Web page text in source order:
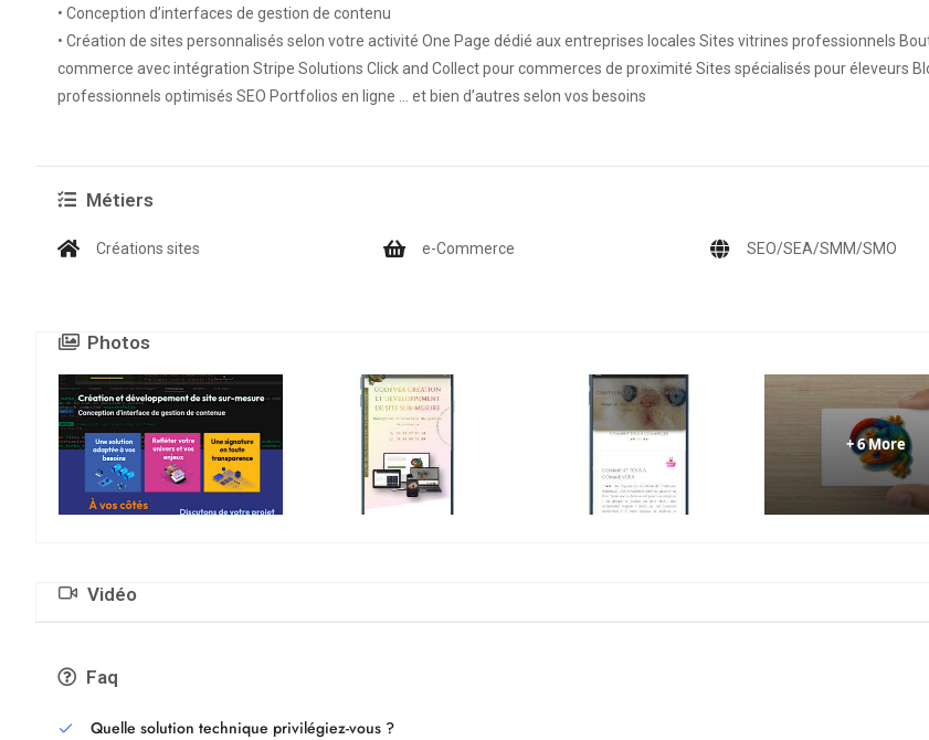
• Conception d’interfaces de gestion de contenu
• Création de sites personnalisés selon votre activité One Page dédié aux entreprises locales Sites vitrines professionnels
commerce avec intégration Stripe Solutions Click and Collect pour commerces de proximité Sites spécialisés pour éleveurs
professionnels optimisés SEO Portfolios en ligne … et bien d’autres selon vos besoins
Métiers
Créations sites e-Commerce SEO/SEA/SMM/SMO
Photos
+ 6 More
Vidéo
Faq
Quelle solution technique privilégiez-vous ?